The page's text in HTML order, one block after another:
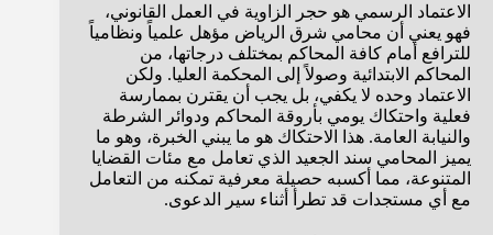
الاعتماد الرسمي هو حجر الزاوية في العمل القانوني،
فهو يعني أن محامي شرق الرياض مؤهل علمياً ونظامياً
للترافع أمام كافة المحاكم بمختلف درجاتها، من
المحاكم الابتدائية وصولاً إلى المحكمة العليا. ولكن
الاعتماد وحده لا يكفي، بل يجب أن يقترن بممارسة
فعلية واحتكاك يومي بأروقة المحاكم ودوائر الشرطة
والنيابة العامة. هذا الاحتكاك هو ما يبني الخبرة، وهو ما
يميز المحامي سند الجعيد الذي تعامل مع مئات القضايا
المتنوعة، مما أكسبه حصيلة معرفية تمكنه من التعامل
مع أي مستجدات قد تطرأ أثناء سير الدعوى.